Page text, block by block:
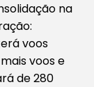
na
voos
voos e
de 280